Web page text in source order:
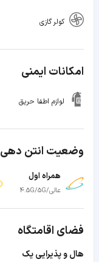
کولر گازی
امکانات ایمنی
لوازم اطفا حریق
وضعیت انتن دهی
همراه اول
عالی/4.5G/5G
فضای اقامتگاه
هال و پذیرایی یک